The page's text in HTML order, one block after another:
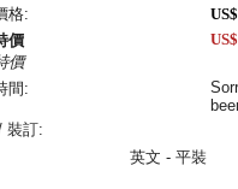
格:
價
價
間:
裝訂:
英文 - 平裝